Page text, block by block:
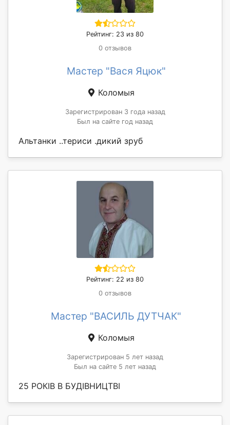
Рейтинг: 23 из 80
0 отзывов
Мастер "Вася Яцюк"
Коломыя
Зарегистрирован 3 года назад
Был на сайте год назад
Альтанки ..териси .дикий зруб
Рейтинг: 22 из 80
0 отзывов
Мастер "ВАСИЛЬ ДУТЧАК"
Коломыя
Зарегистрирован 5 лет назад
Был на сайте 5 лет назад
25 РОКІВ В БУДІВНИЦТВІ